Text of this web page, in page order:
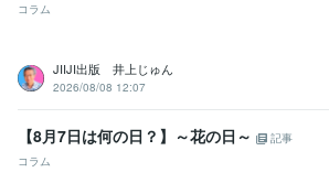
コラム
JIIJI出版 井上じゅん
2026/08/08 12:07
【8月7日は何の日？】～花の日～
記事
コラム